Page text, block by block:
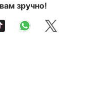
зручно!